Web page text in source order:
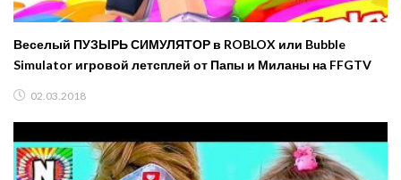
Веселый ПУЗЫРЬ СИМУЛЯТОР в ROBLOX или Bubble
Simulator игровой летсплей от Папы и Миланы на FFGTV
02.03.2018